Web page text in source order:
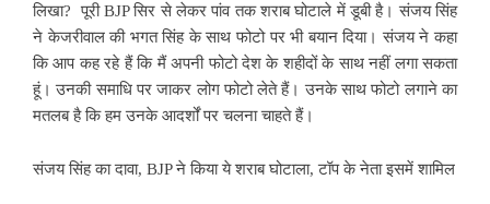
लिखा? पूरी BJP सिर से लेकर पांव तक शराब घोटाले में डूबी है। संजय सिंह
ने केजरीवाल की भगत सिंह के साथ फोटो पर भी बयान दिया। संजय ने कहा
कि आप कह रहे हैं कि मैं अपनी फोटो देश के शहीदों के साथ नहीं लगा सकता
हूं। उनकी समाधि पर जाकर लोग फोटो लेते हैं। उनके साथ फोटो लगाने का
मतलब है कि हम उनके आदर्शों पर चलना चाहते हैं।
संजय सिंह का दावा, BJP ने किया ये शराब घोटाला, टॉप के नेता इसमें शामिल